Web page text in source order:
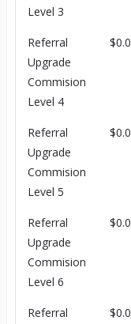
Level 3
Referral
Upgrade
Commision
Level 4
Referral
Upgrade
Commision
Level 5
Referral
Upgrade
Commision
Level 6
Referral